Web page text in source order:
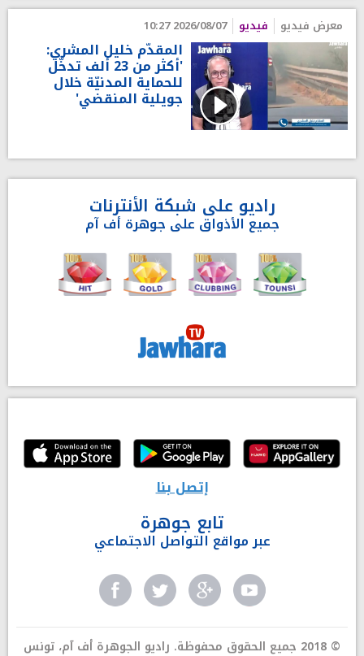
معرض فيديو فيديو 2026/08/07 10:27
المقدّم خليل المشري:
'أكثر من 23 ألف تدخّل
للحماية المدنيّة خلال
جويلية المنقضي'
راديو على شبكة الأنترنات
جميع الأذواق على جوهرة أف آم
إتصل بنا
تابع جوهرة
عبر مواقع التواصل الاجتماعي
© 2018 جميع الحقوق محفوظة. راديو الجوهرة أف آم، تونس